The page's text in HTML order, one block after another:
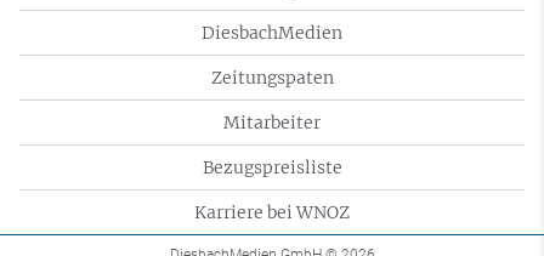
DiesbachMedien
Zeitungspaten
Mitarbeiter
Bezugspreisliste
Karriere bei WNOZ